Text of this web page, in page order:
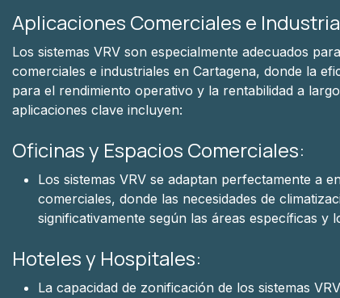
Aplicaciones Comerciales e
Los sistemas VRV son especialmente adecuados
comerciales e industriales en Cartagena, donde la
para el rendimiento operativo y la rentabilidad a
aplicaciones clave incluyen:
Oficinas y Espacios Comerciales:
Los sistemas VRV se adaptan perfectamente a
comerciales, donde las necesidades de
significativamente según las áreas específicas y
Hoteles y Hospitales:
La capacidad de zonificación de los sistemas